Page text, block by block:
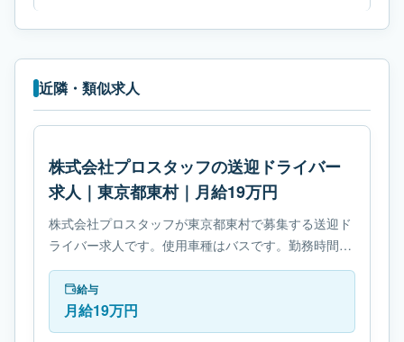
近隣・類似求人
株式会社プロスタッフの送迎ドライバー
求人｜東京都東村｜月給19万円
株式会社プロスタッフが東京都東村で募集する送迎ド
ライバー求人です。使用車種はバスです。勤務時間
は- 変形労働時間制です。必要免許は- 中型自動車免許
です。給与
月給19万円